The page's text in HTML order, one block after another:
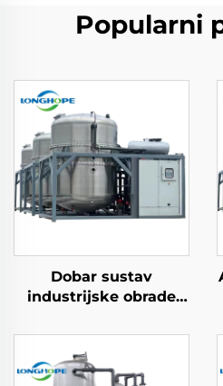
Popularni
Dobar sustav
industrijske obrade
za vakuum ZLD
koncentraciju
recikliranje otpadnih